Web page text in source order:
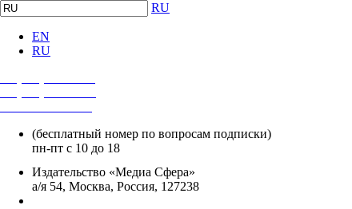
RU
EN
RU
(бесплатный номер по вопросам подписки)
пн-пт с 10 до 18
Издательство «Медиа Сфера»
а/я 54, Москва, Россия, 127238